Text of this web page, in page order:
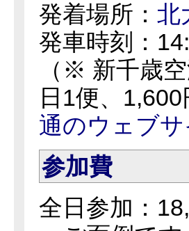
発着場所： 北
発車時刻：
（※ 新千歳
日1便、
通のウェブサ
参加費
全日参加：